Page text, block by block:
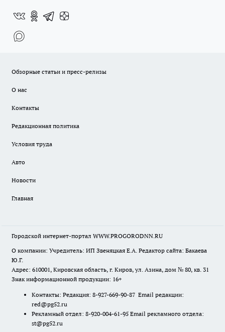
Обзорные статьи и пресс-релизы
О нас
Контакты
Редакционная политика
Условия труда
Авто
Новости
Главная
Городской интернет-портал WWW.PROGORODNN.RU
О компании: Учредитель: ИП Звеняцкая Е.А. Редактор сайта: Бакаева
Ю.Г.
Адрес: 610001, Кировская область, г. Киров, ул. Азина, дом № 80, кв. 31
Знак информационной продукции: 16+
Контакты: Редакция: 8-927-669-90-87 Email редакции:
red@pg52.ru
Рекламный отдел: 8-920-004-61-95 Email рекламного отдела:
st@pg52.ru